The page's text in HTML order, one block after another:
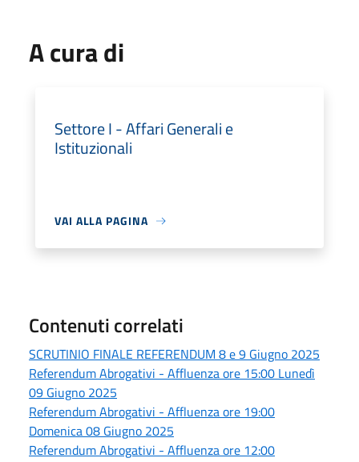
A cura di
Settore I - Affari Generali e
Istituzionali
VAI ALLA PAGINA
Contenuti correlati
SCRUTINIO FINALE REFERENDUM 8 e 9 Giugno 2025
Referendum Abrogativi - Affluenza ore 15:00 Lunedì
09 Giugno 2025
Referendum Abrogativi - Affluenza ore 19:00
Domenica 08 Giugno 2025
Referendum Abrogativi - Affluenza ore 12:00